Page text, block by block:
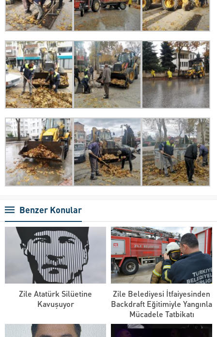
Benzer Konular
Zile Atatürk Silüetine
Kavuşuyor
Zile Belediyesi İtfaiyesinden
Backdraft Eğitimiyle Yangınla
Mücadele Tatbikatı